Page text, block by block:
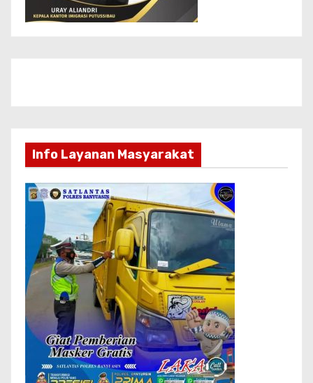
Info Layanan Masyarakat